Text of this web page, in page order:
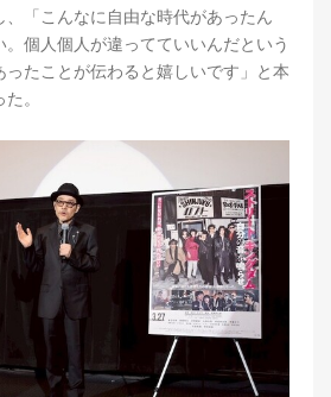
、「こんなに自由な時代があったん
個人個人が違ってていいんだという
たことが伝わると嬉しいです」と本
。